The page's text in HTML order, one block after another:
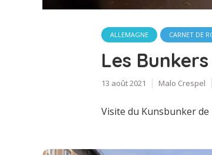
ALLEMAGNE CARNET DE
Les
13 août 2021 Malo Crespel
Visite du Kunsbunker